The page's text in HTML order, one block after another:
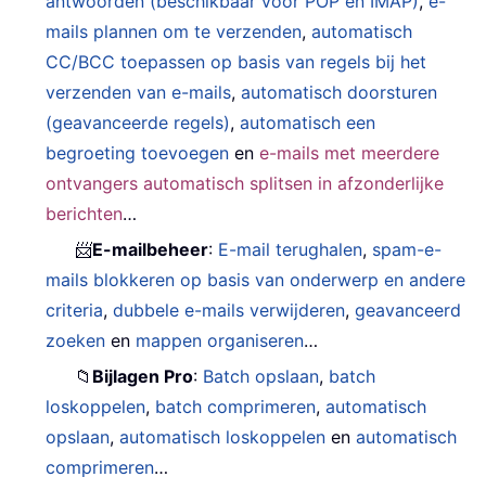
mails plannen om te verzenden,automatisch
CC/BCC toepassen op basis van regels bij het
verzenden van e-mails,automatisch doorsturen
(geavanceerde regels),automatisch een
begroeting toevoegen ene-mails met meerdere
ontvangers automatisch splitsen in afzonderlijke
berichten…
📨E-mailbeheer: E-mail terughalen, spam-e-
mails blokkeren op basis van onderwerp en andere
criteria,dubbele e-mails verwijderen,geavanceerd
zoeken en mappen organiseren…
📁 Bijlagen Pro: Batch opslaan, batch
loskoppelen, batch comprimeren,automatisch
opslaan,automatisch loskoppelen enautomatisch
comprimeren…